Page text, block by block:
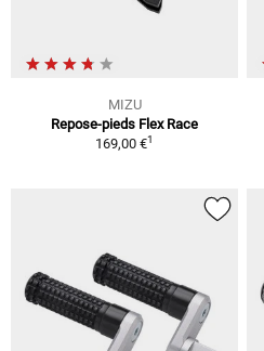
MIZU
Repose-pieds Flex Race
169,00 €1